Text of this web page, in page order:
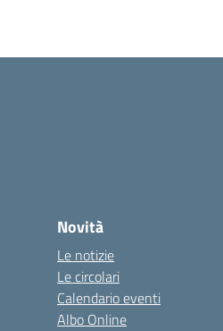
Novità
Le notizie
Le circolari
Calendario eventi
Albo Online